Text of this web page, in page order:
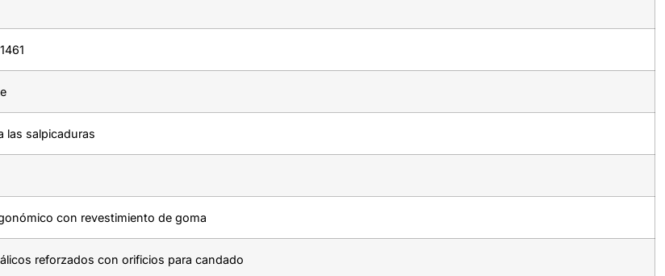
las salpicaduras
con revestimiento de goma
reforzados con orificios para candado